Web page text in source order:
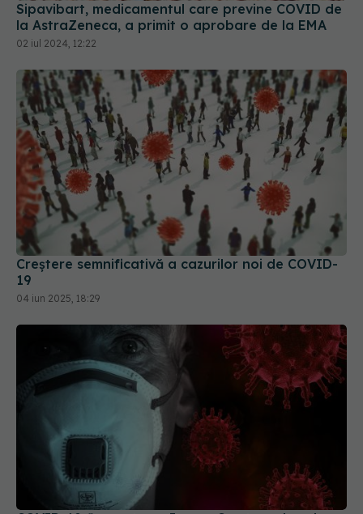
Creștere semnificativă a cazurilor noi de COVID-
19
04 iun 2025, 18:29
COVID-19, în creștere. Jurma: Creștere de cel
puțin 300% a cazurilor noi și a deceselor
31 aug 2025, 22:37